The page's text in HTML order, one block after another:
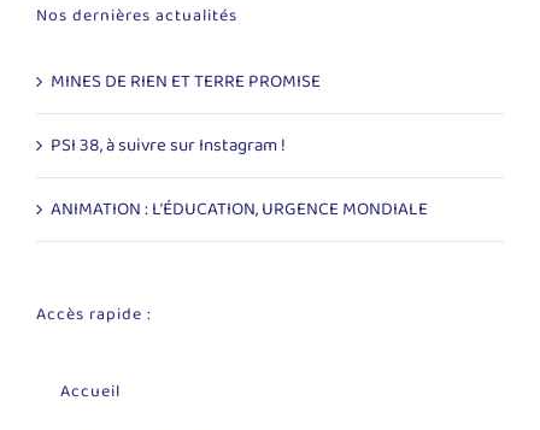
Nos dernières actualités
MINES DE RIEN ET TERRE PROMISE
PSI 38, à suivre sur Instagram !
ANIMATION : L’ÉDUCATION, URGENCE MONDIALE
Accès rapide :
Accueil